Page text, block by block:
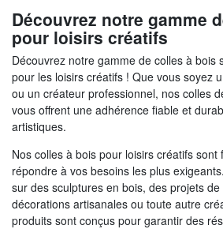
Découvrez notre gamme
pour loisirs créatifs
Découvrez notre gamme de colles à bois
pour les loisirs créatifs ! Que vous soyez
ou un créateur professionnel, nos colles
vous offrent une adhérence fiable et
artistiques.
Nos colles à bois pour loisirs créatifs sont
répondre à vos besoins les plus
sur des sculptures en bois, des projets
décorations artisanales ou toute autre
produits sont conçus pour garantir des